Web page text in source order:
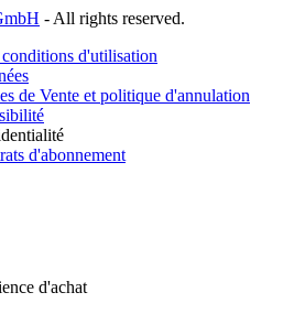
- All rights reserved.
d'utilisation
de Vente et politique d'annulation
d'abonnement
d'achat